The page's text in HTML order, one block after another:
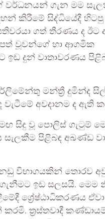
වර්ධනයන් ගැන මම
කිරීමේ සිද්ධියේදී
ගත් තීරණය ද ඊට
පත් වූවන්ගේ හා ආගමික
ඉඩ දුන් වාතාවරණය
මන්ත්‍රී දුමින්ද
අවදානම ද ඇති
සිදු වූ පොලිස් ගැටුම්
පිළිබඳ අඛණ්ඩ
නඩු විභාගයකින් තොරව
ඉඩ සලසයි.
ශ්‍රේෂ්ඨාධිකරණය ඒවා
ත්‍රස්තවාදී